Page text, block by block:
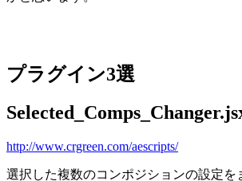
プラグイン3選
http://www.crgreen.com/aescripts/
選択した複数のコンポジションの設定を